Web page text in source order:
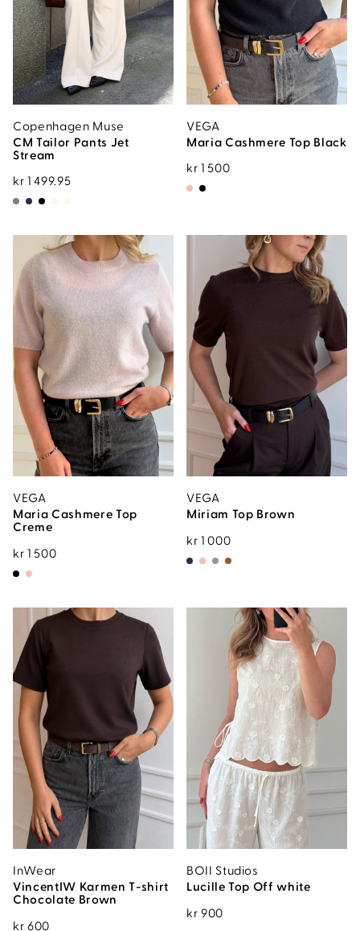
Copenhagen Muse
CM Tailor Pants Jet
Stream
kr 1 499.95
VEGA
Maria Cashmere Top Black
kr 1 500
VEGA
Maria Cashmere Top
Creme
kr 1 500
VEGA
Miriam Top Brown
kr 1 000
InWear
VincentIW Karmen T-shirt
Chocolate Brown
kr 600
BOII Studios
Lucille Top Off white
kr 900